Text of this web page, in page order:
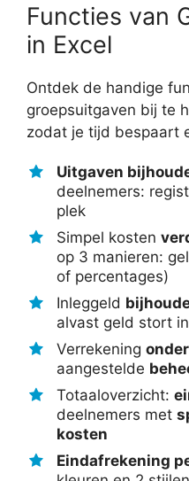
Functies van
in Excel
Ontdek de handige
groepsuitgaven bij te
zodat je tijd bespaart
Uitgaven
deelnemers:
plek
Simpel kosten
op 3 manieren:
of percentages)
Inleggeld
alvast geld stort
Verrekening
aangestelde
Totaaloverzicht:
deelnemers met
kosten
Eindafrekening